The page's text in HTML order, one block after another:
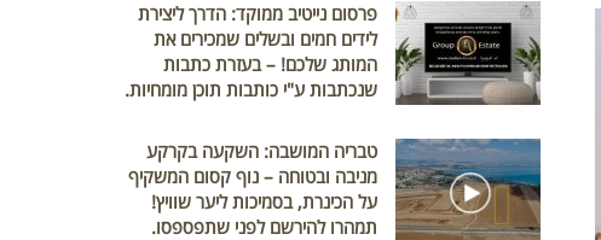
פרסום נייטיב ממוקד: הדרך ליצירת
לידים חמים ובשלים שמכירים את
המותג שלכם! – בעזרת כתבות
שנכתבות ע"י כותבות תוכן מומחיות.
טבריה המושבה: השקעה בקרקע
מניבה ובטוחה – נוף קסום המשקיף
על הכינרת, בסמיכות ליער שוויץ!
תמהרו להירשם לפני שתפספסו.